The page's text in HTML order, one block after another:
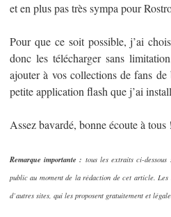
et en plus pas très sympa pour
Pour que ce soit possible, j’ai
donc les télécharger sans
ajouter à vos collections de fans
petite application flash que j’ai
Assez bavardé, bonne écoute à tous !
Remarque importante : tous les extraits ci-
public au moment de la rédaction de cet article. Les
d’autres sites, qui les proposent gratuitement et